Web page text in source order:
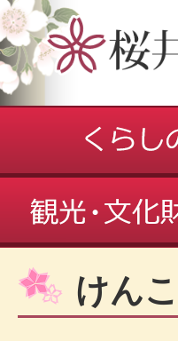
けん